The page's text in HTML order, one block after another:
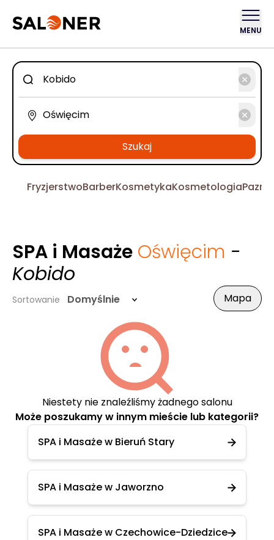
MENU
Szukaj
FryzjerstwoBarberKosmetykaKosmetologia
SPA i Masaże Oświęcim -
Kobido
Sortowanie Domyślnie Mapa
Niestety nie znaleźliśmy żadnego salonu
Może poszukamy w innym mieście lub kategorii?
SPA i Masaże w Bieruń Stary
SPA i Masaże w Jaworzno
SPA i Masaże w Czechowice-Dziedzice